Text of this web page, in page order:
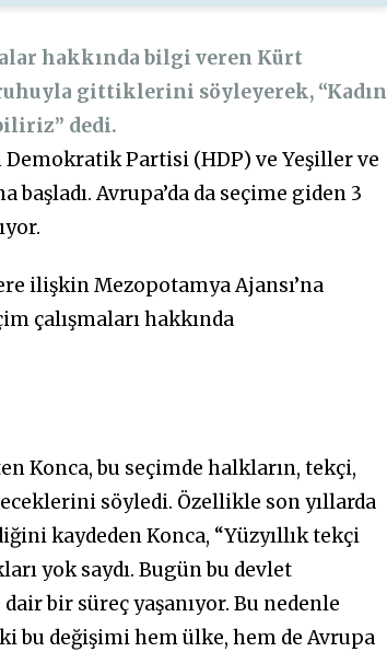
hakkında bilgi veren Kürt
gittiklerini söyleyerek, “Kadın
dedi.
Demokratik Partisi (HDP) ve Yeşiller ve
Avrupa’da da seçime giden 3
ilişkin Mezopotamya Ajansı’na
çalışmaları hakkında
Konca, bu seçimde halkların, tekçi,
söyledi. Özellikle son yıllarda
kaydeden Konca, “Yüzyıllık tekçi
yok saydı. Bugün bu devlet
bir süreç yaşanıyor. Bu nedenle
bu değişimi hem ülke, hem de Avrupa